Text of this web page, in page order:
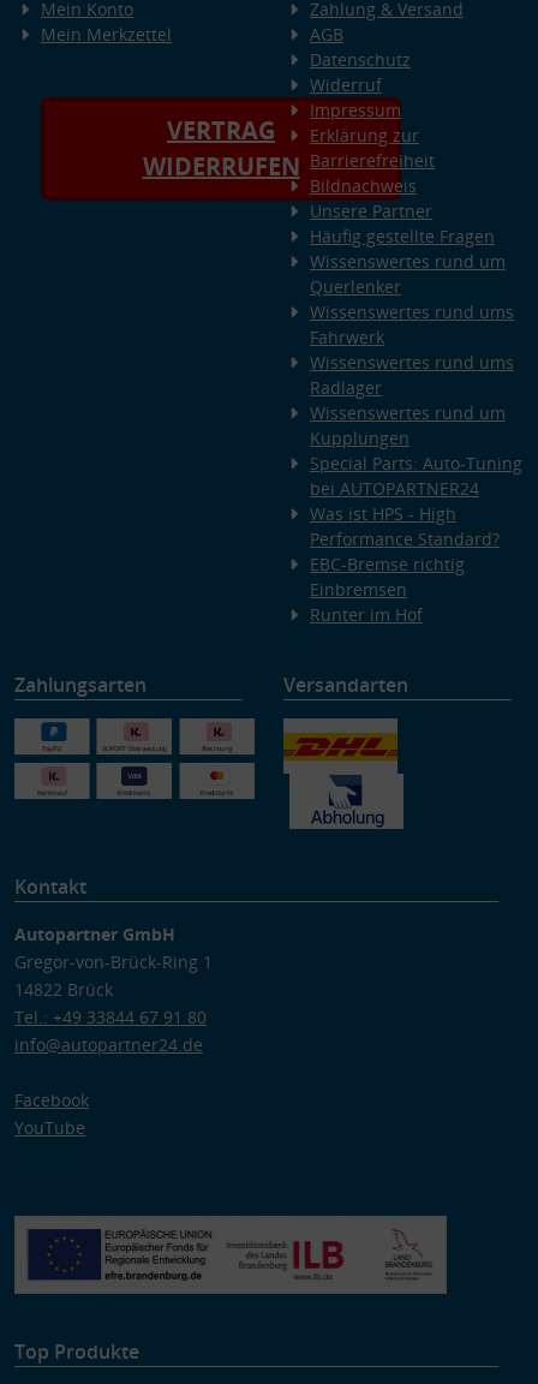
Mein Konto
Mein Merkzettel
VERTRAG
WIDERRUFEN
Zahlung & Versand
AGB
Datenschutz
Widerruf
Impressum
Erklärung zur
Barrierefreiheit
Bildnachweis
Unsere Partner
Häufig gestellte Fragen
Wissenswertes rund um
Querlenker
Wissenswertes rund ums
Fahrwerk
Wissenswertes rund ums
Radlager
Wissenswertes rund um
Kupplungen
Special Parts: Auto-Tuning
bei AUTOPARTNER24
Was ist HPS - High
Performance Standard?
EBC-Bremse richtig
Einbremsen
Runter im Hof
Zahlungsarten Versandarten
Kontakt
Autopartner GmbH
Gregor-von-Brück-Ring 1
14822 Brück
Tel.: +49 33844 67 91 80
info@autopartner24.de
Facebook
YouTube
Top Produkte